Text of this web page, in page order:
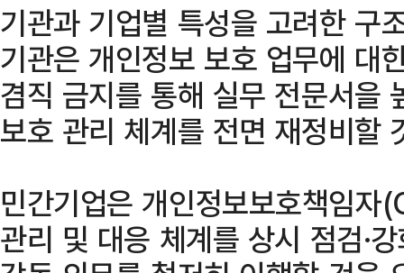
기관과 기업별 특성을 고려한 구
기관은 개인정보 보호 업무에 대
겸직 금지를 통해 실무 전문서을
보호 관리 체계를 전면 재정비할
민간기업은 개인정보보호책임
관리 및 대응 체계를 상시 점검·